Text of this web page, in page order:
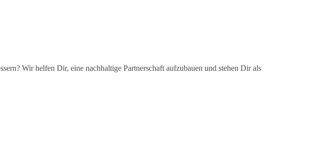
Wir helfen Dir, eine nachhaltige Partnerschaft aufzubauen und stehen Dir als